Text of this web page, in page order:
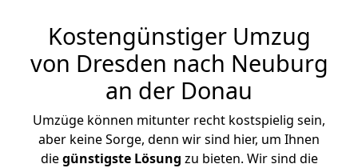
Kostengünstiger Umzug
von Dresden nach Neuburg
an der Donau
Umzüge können mitunter recht kostspielig sein,
aber keine Sorge, denn wir sind hier, um Ihnen
diegünstigste Lösung zu bieten. Wir sind die